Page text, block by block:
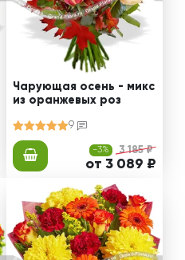
Чарующая осень - микс
из оранжевых роз
9
-3% 3 185 ₽
от 3 089 ₽